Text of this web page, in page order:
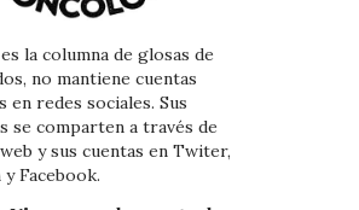
la columna de glosas de
no mantiene cuentas
en redes sociales. Sus
se comparten a través de
y sus cuentas en Twiter,
Facebook.